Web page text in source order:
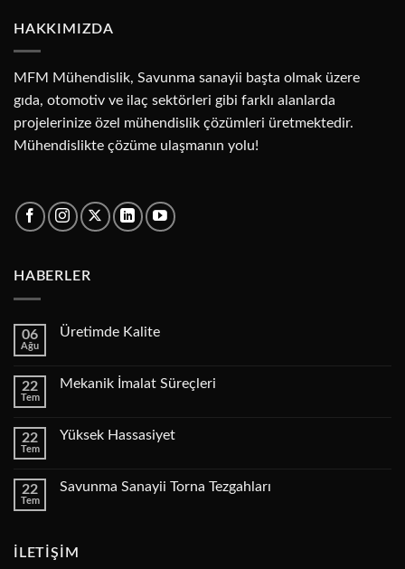
HAKKIMIZDA
MFM Mühendislik, Savunma sanayii başta olmak üzere
gıda, otomotiv ve ilaç sektörleri gibi farklı alanlarda
projelerinize özel mühendislik çözümleri üretmektedir.
Mühendislikte çözüme ulaşmanın yolu!
HABERLER
06
Ağu
Üretimde Kalite
Kalite
22
Tem
Mekanik İmalat Süreçleri
İmalat
22
Tem
Yüksek Hassasiyet
Hassasiyet
22
Tem
Savunma Sanayii Torna Tezgahları
Torna
İLETİŞİM